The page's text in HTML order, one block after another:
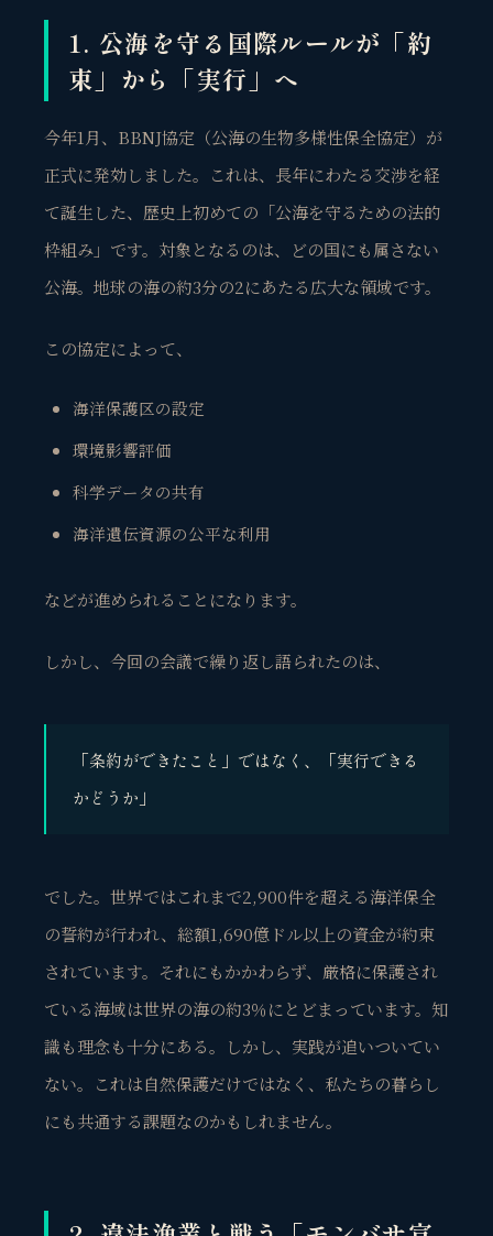
1. 公海を守る国際ルールが「約
束」から「実行」へ
今年1月、BBNJ協定（公海の生物多様性保全協定）が
正式に発効しました。これは、長年にわたる交渉を経
て誕生した、歴史上初めての「公海を守るための法的
枠組み」です。対象となるのは、どの国にも属さない
公海。地球の海の約3分の2にあたる広大な領域です。
この協定によって、
海洋保護区の設定
環境影響評価
科学データの共有
海洋遺伝資源の公平な利用
などが進められることになります。
しかし、今回の会議で繰り返し語られたのは、
「条約ができたこと」ではなく、「実行できる
かどうか」
でした。世界ではこれまで2,900件を超える海洋保全
の誓約が行われ、総額1,690億ドル以上の資金が約束
されています。それにもかかわらず、厳格に保護され
ている海域は世界の海の約3％にとどまっています。知
識も理念も十分にある。しかし、実践が追いついてい
ない。これは自然保護だけではなく、私たちの暮らし
にも共通する課題なのかもしれません。